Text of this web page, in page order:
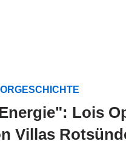
Lois
Villas